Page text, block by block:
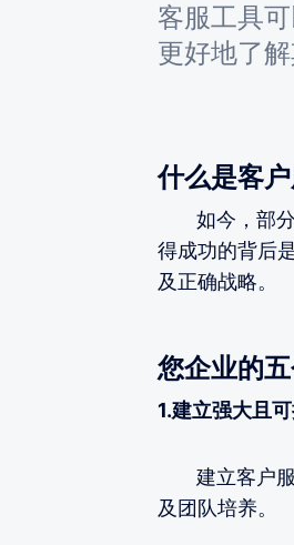
客服工具
更好地了解
什么是客
如今，部分
得成功的背后
及正确战略。
您企业的
1.建立强大且
建立客户服
及团队培养。